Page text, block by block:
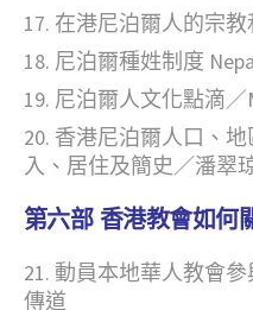
在港尼泊爾人的宗教
尼泊爾種姓制度
尼泊爾人文化點滴／
香港尼泊爾人口、
入、居住及簡史／潘翠
第六部 香港教會如何
動員本地華人教會
傳道